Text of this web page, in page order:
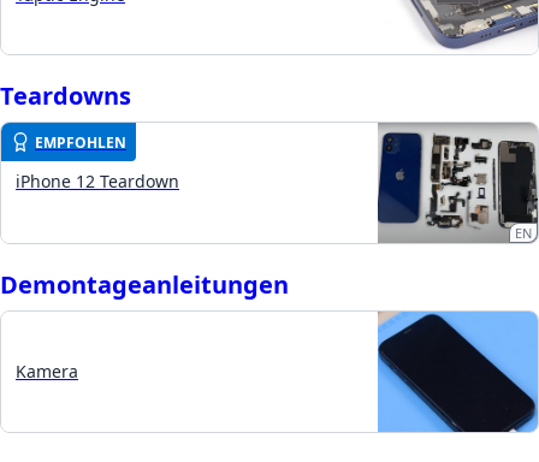
Teardowns
EMPFOHLEN
iPhone 12 Teardown
EN
Demontageanleitungen
Kamera